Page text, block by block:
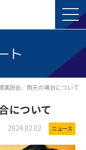
ト
演説会、雨天の場合について
について
2024.02.02 ニュース